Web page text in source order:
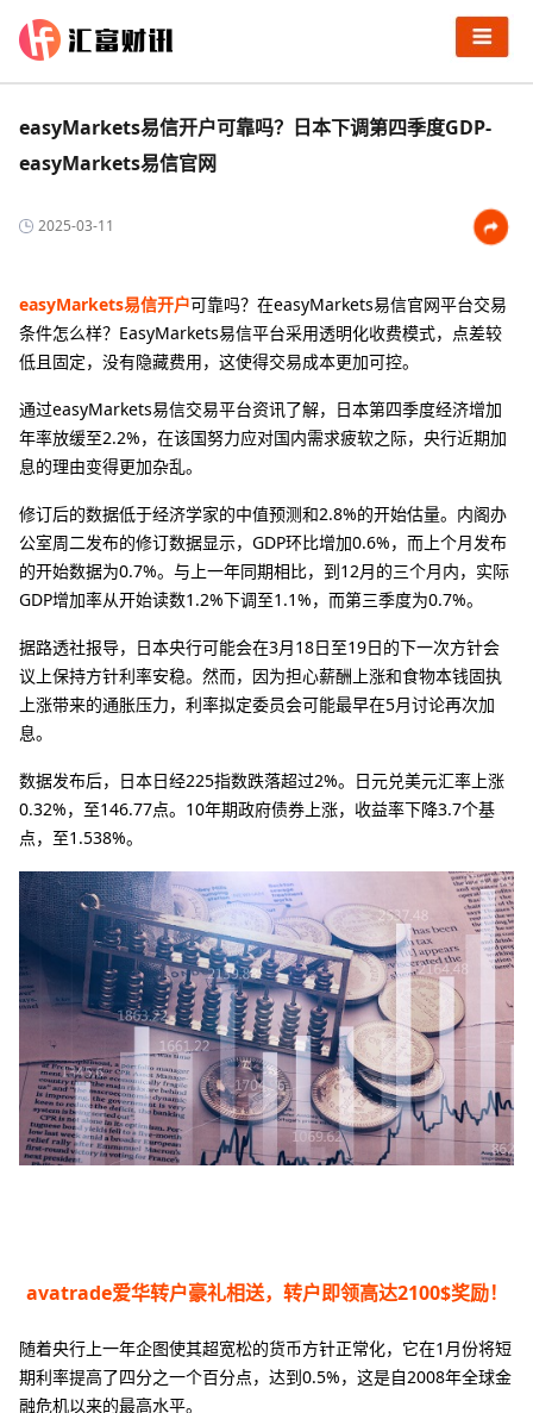
easyMarkets易信开户可靠吗？日本下调第四季度GDP-
easyMarkets易信官网
2025-03-11
easyMarkets易信开户可靠吗？在easyMarkets易信官网平台交易
条件怎么样？EasyMarkets易信平台采用透明化收费模式，点差较
低且固定，没有隐藏费用，这使得交易成本更加可控。
通过easyMarkets易信交易平台资讯了解，日本第四季度经济增加
年率放缓至2.2%，在该国努力应对国内需求疲软之际，央行近期加
息的理由变得更加杂乱。
修订后的数据低于经济学家的中值预测和2.8%的开始估量。内阁办
公室周二发布的修订数据显示，GDP环比增加0.6%，而上个月发布
的开始数据为0.7%。与上一年同期相比，到12月的三个月内，实际
GDP增加率从开始读数1.2%下调至1.1%，而第三季度为0.7%。
据路透社报导，日本央行可能会在3月18日至19日的下一次方针会
议上保持方针利率安稳。然而，因为担心薪酬上涨和食物本钱固执
上涨带来的通胀压力，利率拟定委员会可能最早在5月讨论再次加
息。
数据发布后，日本日经225指数跌落超过2%。日元兑美元汇率上涨
0.32%，至146.77点。10年期政府债券上涨，收益率下降3.7个基
点，至1.538%。
avatrade爱华转户豪礼相送，转户即领高达2100$奖励！
随着央行上一年企图使其超宽松的货币方针正常化，它在1月份将短
期利率提高了四分之一个百分点，达到0.5%，这是自2008年全球金
融危机以来的最高水平。